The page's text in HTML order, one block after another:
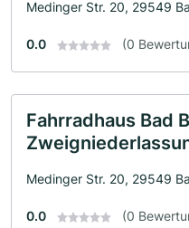
Medinger Str. 20, 29549
0.0 (0
Fahrradhaus Bad
Medinger Str. 20, 29549
0.0 (0